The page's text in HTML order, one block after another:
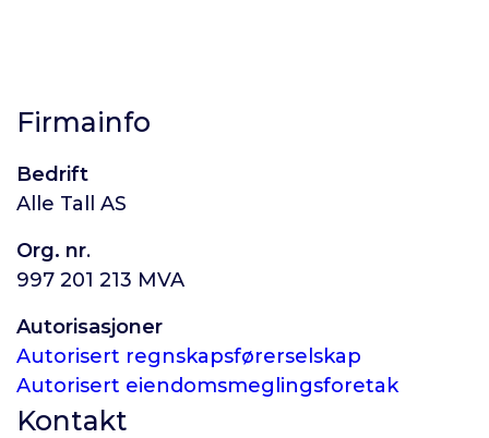
Firmainfo
Bedrift
Alle Tall AS
Org. nr.
997 201 213 MVA
Autorisasjoner
Autorisert regnskapsførerselskap
Autorisert eiendomsmeglingsforetak
Kontakt